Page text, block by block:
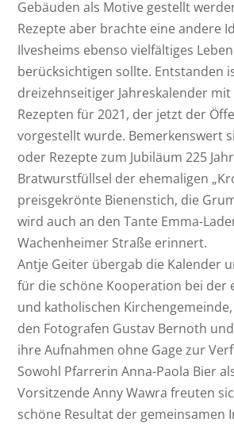
Gebäuden als Motive gestellt
Rezepte aber brachte eine andere
Ilvesheims ebenso vielfältiges
berücksichtigen sollte. Entstanden
dreizehnseitiger Jahreskalender
Rezepten für 2021, der jetzt der
vorgestellt wurde. Bemerkenswert
oder Rezepte zum Jubiläum 225
Bratwurstfüllsel der ehemaligen
preisgekrönte Bienenstich, die
wird auch an den Tante Emma-
Wachenheimer Straße erinnert.
Antje Geiter übergab die Kalender
für die schöne Kooperation bei der
und katholischen
den Fotografen Gustav Bernoth
ihre Aufnahmen ohne Gage zur
Sowohl Pfarrerin Anna-Paola Bier
Vorsitzende Anny Wawra freuten
schöne Resultat der gemeinsamen